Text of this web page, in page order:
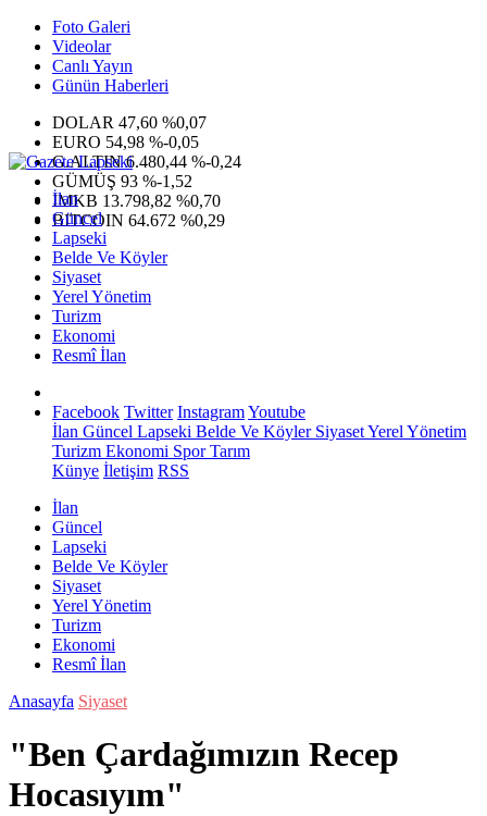
Foto Galeri
Videolar
Canlı Yayın
Günün Haberleri
DOLAR 47,60 %0,07
EURO 54,98 %-0,05
G.ALTIN6.480,44 %-0,24
GÜMÜŞ 93 %-1,52
IMKB 13.798,82 %0,70
BITCOIN 64.672 %0,29
İlan
Güncel
Lapseki
Belde Ve Köyler
Siyaset
Yerel Yönetim
Turizm
Ekonomi
Resmî İlan
Facebook Twitter InstagramYoutube
İlan Güncel Lapseki Belde Ve KöylerSiyasetYerel Yönetim
Turizm Ekonomi SporTarım
Künye İletişim RSS
İlan
Güncel
Lapseki
Belde Ve Köyler
Siyaset
Yerel Yönetim
Turizm
Ekonomi
Resmî İlan
Anasayfa Siyaset
"Ben Çardağımızın Recep
Hocasıyım"